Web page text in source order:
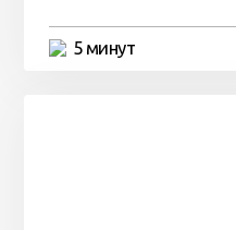
5 минут